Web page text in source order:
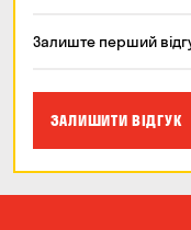
Залиште перший
ЗАЛИШИТИ ВІДГУК